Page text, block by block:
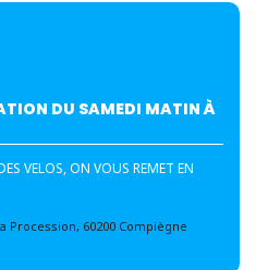
DU SAMEDI MATIN À
VELOS, ON VOUS REMET EN
Procession, 60200 Compiègne